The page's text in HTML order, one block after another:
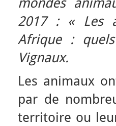
2017 : «
Les
Afrique :
Vignaux.
Les animaux
par de
territoire ou